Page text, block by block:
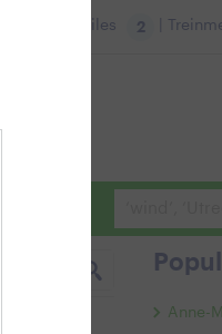
Files 2 |
Anne-